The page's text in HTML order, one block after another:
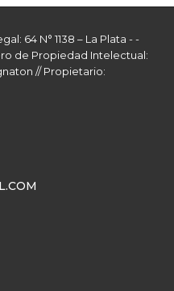
64 N° 1138 – La Plata - -
de Propiedad Intelectual:
// Propietario: